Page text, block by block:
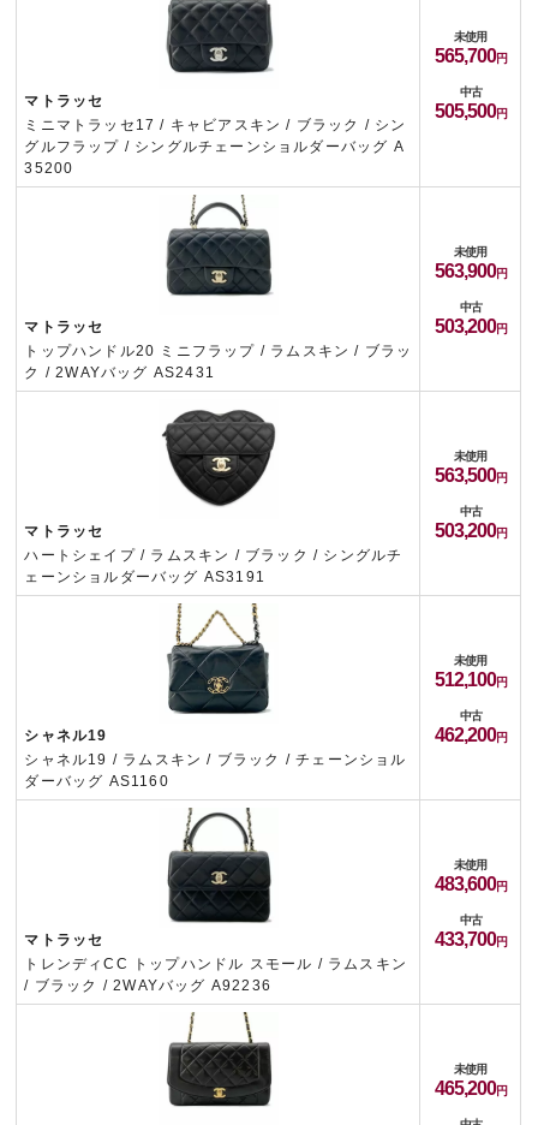
マトラッセ
ミニマトラッセ17 / キャビアスキン / ブラック / シン
グルフラップ / シングルチェーンショルダーバッグ A
35200
未使用
565,700
中古
505,500
マトラッセ
トップハンドル20 ミニフラップ / ラムスキン / ブラッ
ク / 2WAYバッグ AS2431
未使用
563,900
中古
503,200
マトラッセ
ハートシェイプ / ラムスキン / ブラック / シングルチ
ェーンショルダーバッグ AS3191
未使用
563,500
中古
503,200
シャネル19
シャネル19 / ラムスキン / ブラック / チェーンショル
ダーバッグ AS1160
未使用
512,100
中古
462,200
マトラッセ
トレンディCC トップハンドル スモール / ラムスキン
/ ブラック / 2WAYバッグ A92236
未使用
483,600
中古
433,700
未使用
465,200